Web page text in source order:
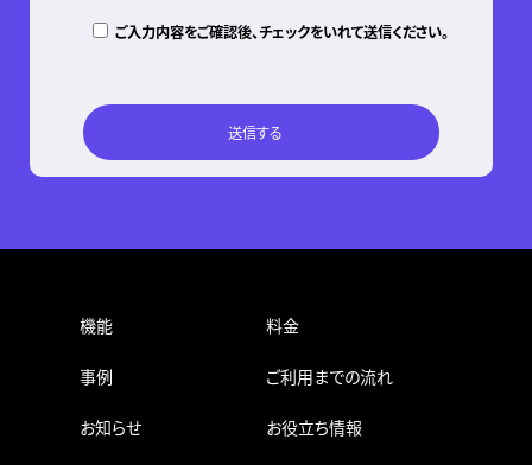
ご入力内容をご確認後、チェックをいれて送信ください。
機能 料金
事例 ご利用までの流れ
お知らせ お役立ち情報